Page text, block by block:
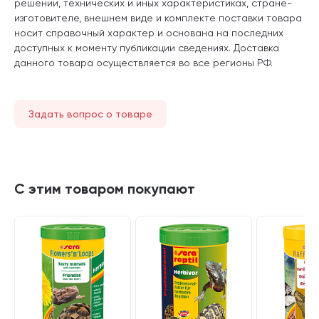
решении, технических и иных характеристиках, стране-
изготовителе, внешнем виде и комплекте поставки товара
носит справочный характер и основана на последних
доступных к моменту публикации сведениях. Доставка
данного товара осуществляется во все регионы РФ.
Задать вопрос о товаре
С этим товаром покупают